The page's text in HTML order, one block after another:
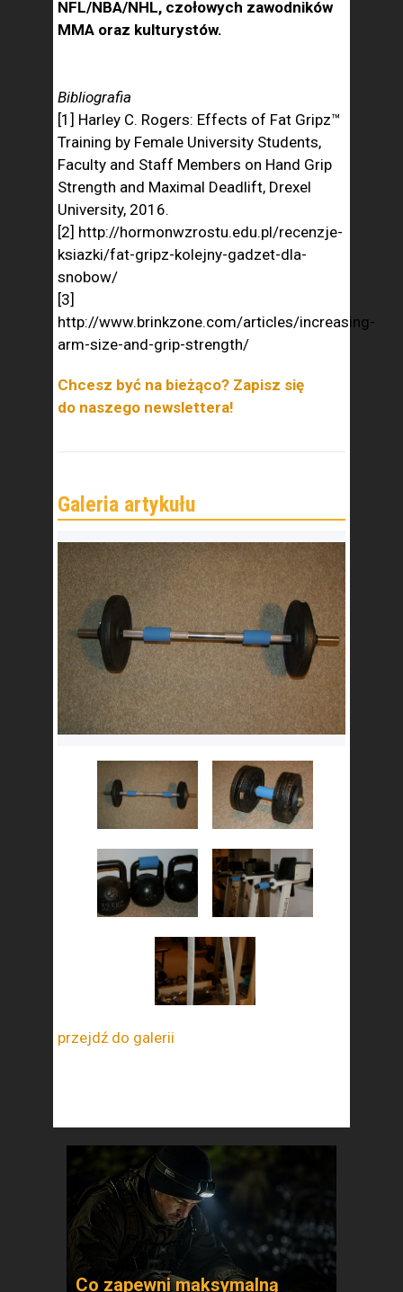
NFL/NBA/NHL, czołowych zawodników
MMA oraz kulturystów.
Bibliografia
[1] Harley C. Rogers: Effects of Fat Gripz™
Training by Female University Students,
Faculty and Staff Members on Hand Grip
Strength and Maximal Deadlift, Drexel
University, 2016.
[2] http://hormonwzrostu.edu.pl/recenzje-
ksiazki/fat-gripz-kolejny-gadzet-dla-
snobow/
[3]
http://www.brinkzone.com/articles/increasing-
arm-size-and-grip-strength/
Chcesz być na bieżąco? Zapisz się
do naszego newslettera!
przejdź do galerii
Co zapewni maksymalną